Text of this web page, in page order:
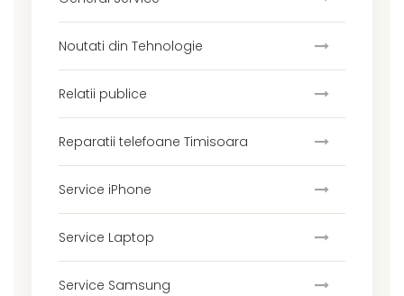
Noutati din Tehnologie
Relatii publice
Reparatii telefoane Timisoara
Service iPhone
Service Laptop
Service Samsung